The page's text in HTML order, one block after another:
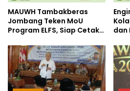
MAUWH Tambakberas
Jombang Teken MoU
Program ELFS, Siap Cetak
Global
dan